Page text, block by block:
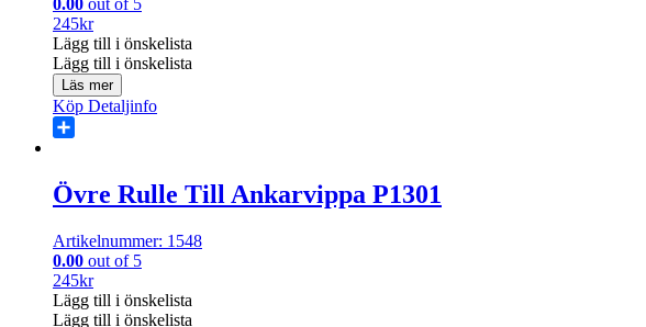
0.00 out of 5
245kr
Lägg till i önskelista
Lägg till i önskelista
Läs mer
Köp Detaljinfo
Övre Rulle Till Ankarvippa P1301
Artikelnummer: 1548
0.00 out of 5
245kr
Lägg till i önskelista
Lägg till i önskelista